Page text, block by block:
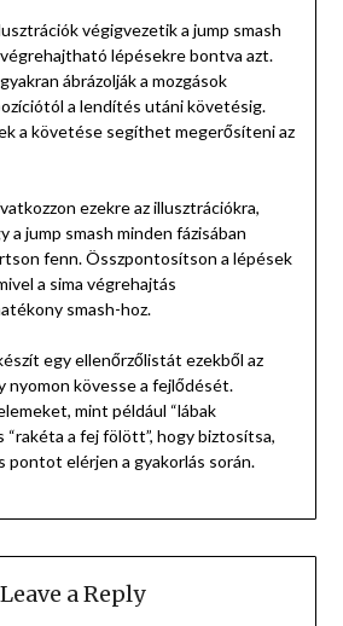
végigvezetik a jump smash
lépésekre bontva azt.
ábrázolják a mozgások
a lendítés utáni követésig.
a követése segíthet megerősíteni az
ezekre az illusztrációkra,
a jump smash minden fázisában
fenn. Összpontosítson a lépések
a sima végrehajtás
smash-hoz.
egy ellenőrzőlistát ezekből az
nyomon kövesse a fejlődését.
mint például “lábak
“rakéta a fej fölött”, hogy biztosítsa,
pontot elérjen a gyakorlás során.
Leave a Reply